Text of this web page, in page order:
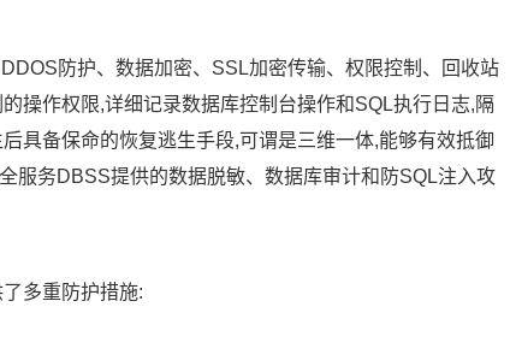
防护、数据加密、SSL加密传输、权限控制、回收站
操作权限,详细记录数据库控制台操作和SQL执行日志,隔
具备保命的恢复逃生手段,可谓是三维一体,能够有效抵御
服务DBSS提供的数据脱敏、数据库审计和防SQL注入攻
多重防护措施: